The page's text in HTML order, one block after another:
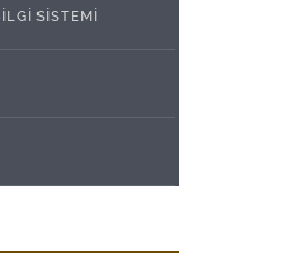
SİSTEMİ